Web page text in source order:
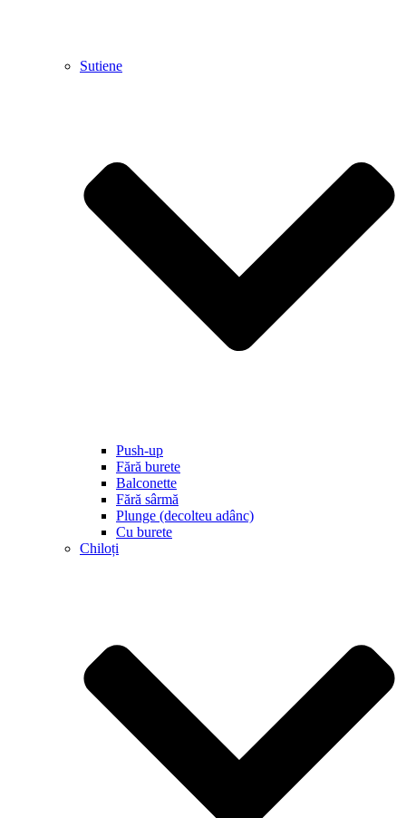
Sutiene
Push-up
Fără burete
Balconette
Fără sârmă
Plunge (decolteu adânc)
Cu burete
Chiloți